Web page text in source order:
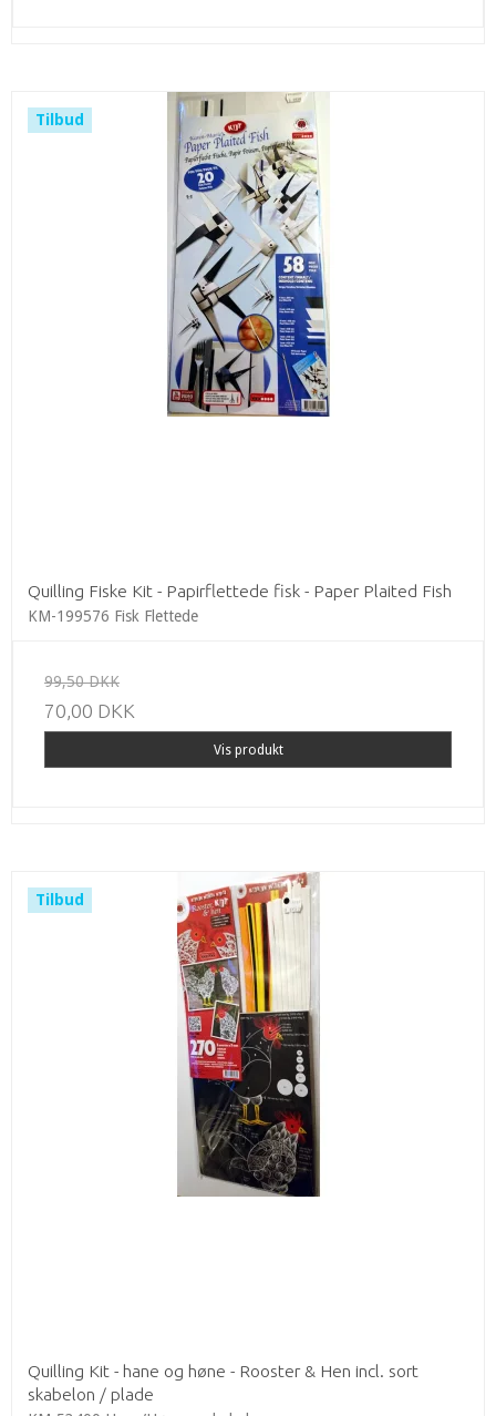
Tilbud
Quilling Fiske Kit - Papirflettede fisk - Paper Plaited Fish
KM-199576 Fisk Flettede
99,50 DKK
70,00 DKK
Vis produkt
Tilbud
Quilling Kit - hane og høne - Rooster & Hen incl. sort
skabelon / plade